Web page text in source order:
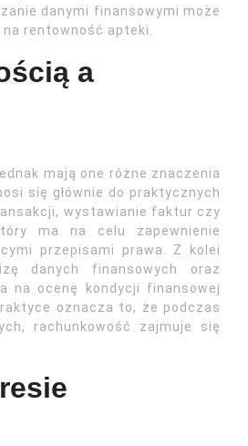
danymi finansowymi może
rentowność apteki.
a
mają one różne znaczenia
się głównie do praktycznych
wystawianie faktur czy
ma na celu zapewnienie
przepisami prawa. Z kolei
danych finansowych oraz
na ocenę kondycji finansowej
oznacza to, że podczas
rachunkowość zajmuje się